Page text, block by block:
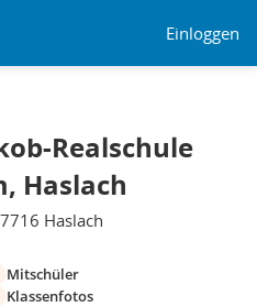
Einloggen
Realschule
Haslach
Haslach
Mitschüler
Klassenfotos